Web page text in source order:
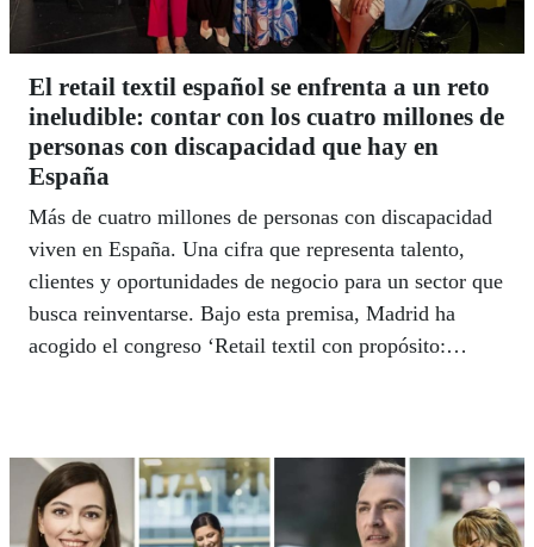
El retail textil español se enfrenta a un reto
ineludible: contar con los cuatro millones de
personas con discapacidad que hay en
España
Más de cuatro millones de personas con discapacidad
viven en España. Una cifra que representa talento,
clientes y oportunidades de negocio para un sector que
busca reinventarse. Bajo esta premisa, Madrid ha
acogido el congreso ‘Retail textil con propósito:
convertirse en ventajas competitivas para el retail
textil del futuro.